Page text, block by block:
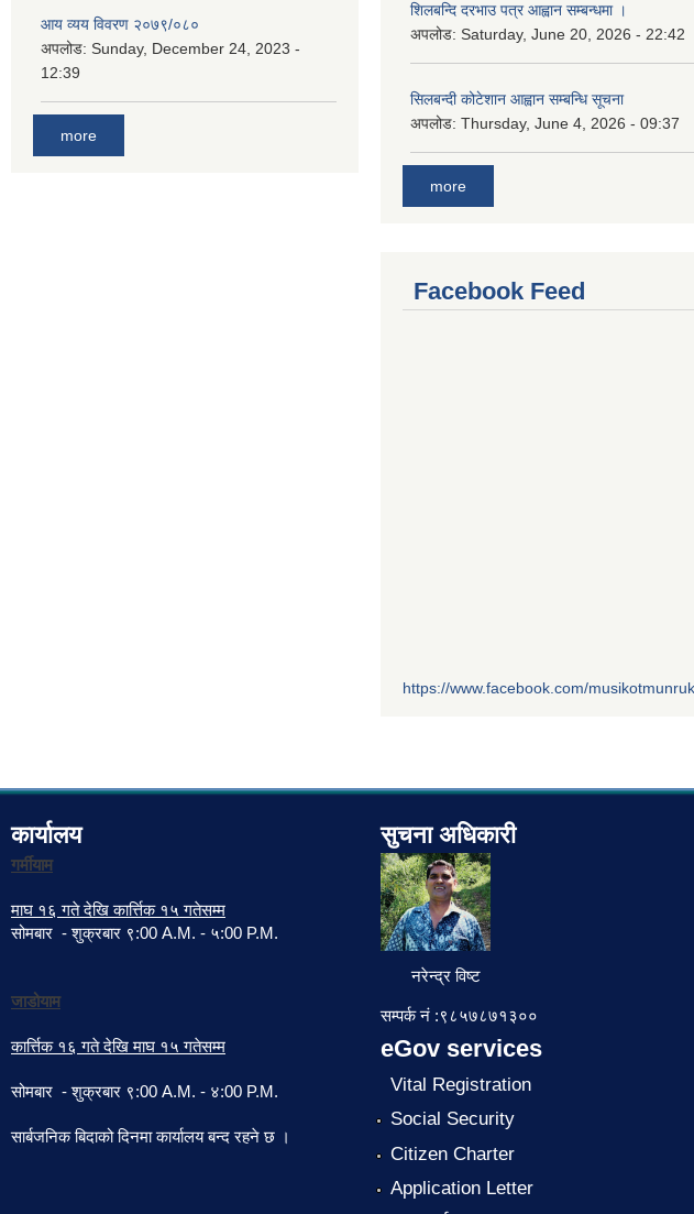
आय व्यय विवरण २०७९/०८०
अपलोड: Sunday, December 24, 2023 -
12:39
more
शिलबन्दि दरभाउ पत्र आह्वान सम्बन्धमा ।
अपलोड: Saturday, June 20, 2026 - 22:42
सिलबन्दी कोटेशान आह्वान सम्बन्धि सूचना
अपलोड: Thursday, June 4, 2026 - 09:37
more
Facebook Feed
https://www.facebook.com/
कार्यालय
गर्मीयाम
माघ १६ गते देखि कार्त्तिक १५ गतेसम्म
सोमबार - शुक्रबार ९:00 A.M. - ५:00 P.M.
जाडोयाम
कार्त्तिक १६ गते देखि माघ १५ गतेसम्म
सोमबार - शुक्रबार ९:00 A.M. - ४:00 P.M.
सार्बजनिक बिदाको दिनमा कार्यालय बन्द रहने छ ।
सुचना अधिकारी
नरेन्द्र विष्ट
सम्पर्क नं :९८५७८७१३००
eGov services
Vital Registration
Social Security
Citizen Charter
Application Letter